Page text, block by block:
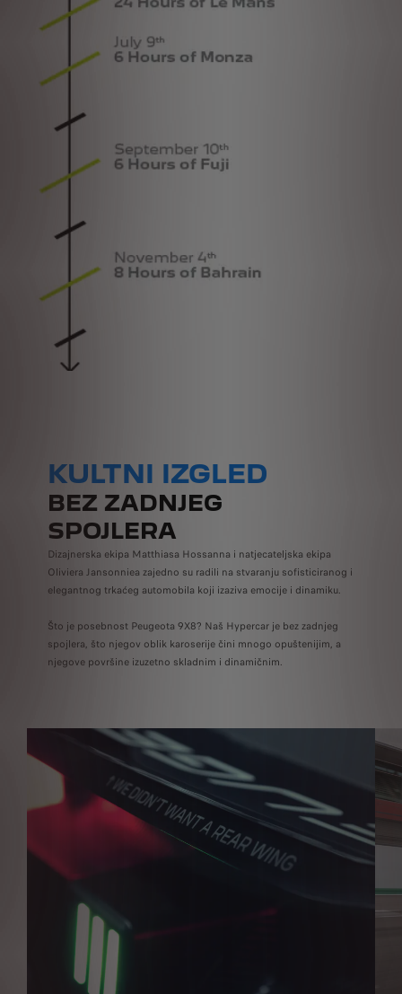
KULTNI IZGLED
BEZ ZADNJEG
SPOJLERA
Dizajnerska ekipa Matthiasa Hossanna i natjecateljska ekipa
Oliviera Jansonniea zajedno su radili na stvaranju sofisticiranog i
elegantnog trkaćeg automobila koji izaziva emocije i dinamiku.
Što je posebnost Peugeota 9X8? Naš Hypercar je bez zadnjeg
spojlera, što njegov oblik karoserije čini mnogo opuštenijim, a
njegove površine izuzetno skladnim i dinamičnim.